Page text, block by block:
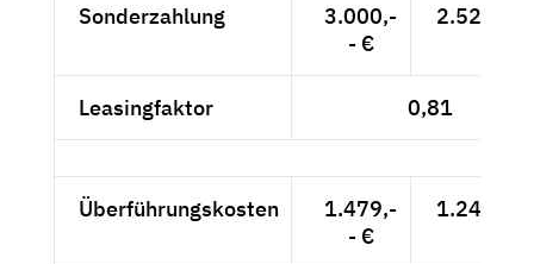
Sonderzahlung
3.000,-
- €
2.521,01
Leasingfaktor 0,81
Überführungskosten
1.479,-
- €
1.242,86